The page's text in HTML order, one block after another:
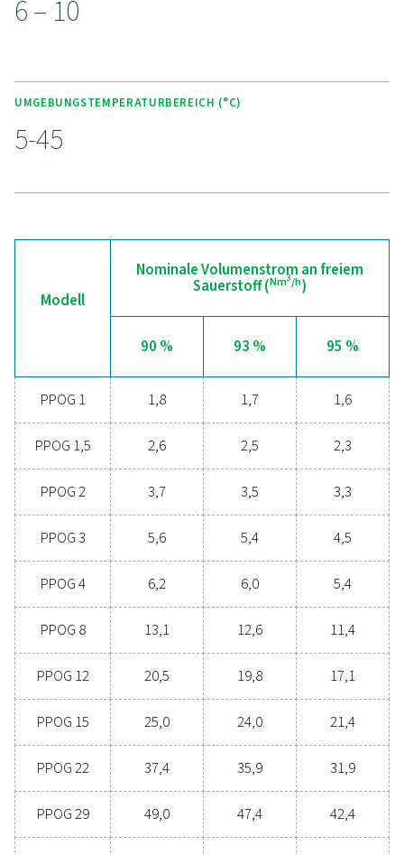
Technologie mit intuitiver Bedienung. Diese Steuerung
die Leistung und sorgt für Sorgenfreiheit durch die
selbstschützende Überwachung der Zuluftqualität
Fernüberwachungssystem ICONS die Nachverfolgung
Daten wie Durchfluss, Druck und Reinheit in Echtzeit,
die Zuverlässigkeit und Effizienz Ihres
Sauerstofferzeugungsprozesses weiter verbessert wird.
reibungslosen Betrieb für alle Ihre Anforderungen an die
Sauerstofferzeugung.
Vorteile der
Sauerstofferzeugung vor
Denken Sie darüber nach, vom Kauf von
Flaschensauerstoff auf die eigene Erzeugung vor
umzusteigen? Die Antwort ist einfach – Sie
Sauerstofferzeugung vor Ort bringt eine Reihe von
mit sich, darunter geringere Kosten, Kontrolle
Reinheitsgrade, reduzierte
verbesserte Sicherheit und die Eliminierung von
in der Lieferkette. In jeder Hinsicht ist die
Sauerstofferzeugung vor Ort eine effizientere
zuverlässigere Option. Setzen Sie sich mit
Experten in Verbindung, um zu erfahren, wie
Änderung Ihren Betrieb verbessern kann.
Wenden Sie sich an unsere Sauerstoff-
Experten